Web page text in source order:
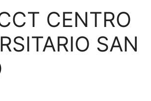
CENTRO
SAN